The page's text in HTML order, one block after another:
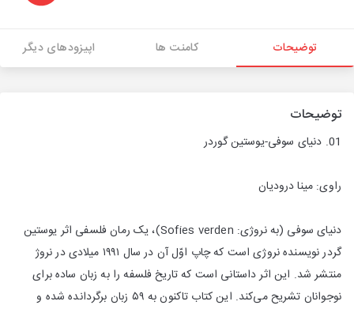
توضیحات کامنت ها اپیزودهای دیگر
توضیحات
01. دنیای سوفی-یوستین گوردر
راوی: مینا درودیان
دنیای سوفی (به نروژی: Sofies verden)، یک رمان فلسفی اثر یوستین
گردر نویسنده نروژی است که چاپ اوّل آن در سال ۱۹۹۱ میلادی در نروژ
منتشر شد. این اثر داستانی است که تاریخ فلسفه را به زبان ساده برای
نوجوانان تشریح می‌کند. این کتاب تاکنون به ۵۹ زبان برگردانده شده و